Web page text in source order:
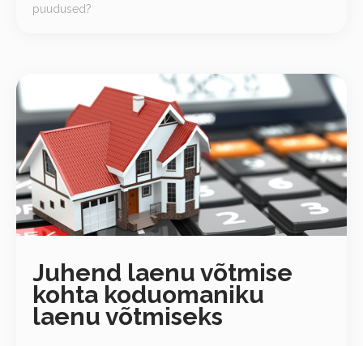
puudused?
Juhend laenu võtmise
kohta koduomaniku
laenu võtmiseks